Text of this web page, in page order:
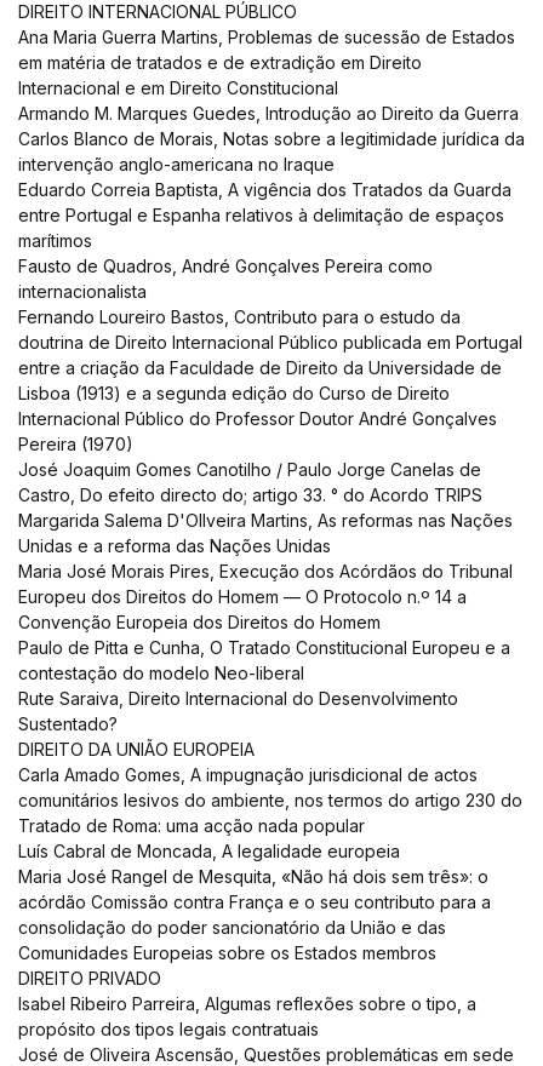
DIREITO INTERNACIONAL PÚBLICO
Ana Maria Guerra Martins, Problemas de sucessão de Estados
em matéria de tratados e de extradição em Direito
Internacional e em Direito Constitucional
Armando M. Marques Guedes, Introdução ao Direito da Guerra
Carlos Blanco de Morais, Notas sobre a legitimidade jurídica da
intervenção anglo-americana no Iraque
Eduardo Correia Baptista, A vigência dos Tratados da Guarda
entre Portugal e Espanha relativos à delimitação de espaços
marítimos
Fausto de Quadros, André Gonçalves Pereira como
internacionalista
Fernando Loureiro Bastos, Contributo para o estudo da
doutrina de Direito Internacional Público publicada em Portugal
entre a criação da Faculdade de Direito da Universidade de
Lisboa (1913) e a segunda edição do Curso de Direito
Internacional Público do Professor Doutor André Gonçalves
Pereira (1970)
José Joaquim Gomes Canotilho / Paulo Jorge Canelas de
Castro, Do efeito directo do; artigo 33. ° do Acordo TRIPS
Margarida Salema D'Ollveira Martins, As reformas nas Nações
Unidas e a reforma das Nações Unidas
Maria José Morais Pires, Execução dos Acórdãos do Tribunal
Europeu dos Direitos do Homem — O Protocolo n.º 14 a
Convenção Europeia dos Direitos do Homem
Paulo de Pitta e Cunha, O Tratado Constitucional Europeu e a
contestação do modelo Neo-liberal
Rute Saraiva, Direito Internacional do Desenvolvimento
Sustentado?
DIREITO DA UNIÃO EUROPEIA
Carla Amado Gomes, A impugnação jurisdicional de actos
comunitários lesivos do ambiente, nos termos do artigo 230 do
Tratado de Roma: uma acção nada popular
Luís Cabral de Moncada, A legalidade europeia
Maria José Rangel de Mesquita, «Não há dois sem três»: o
acórdão Comissão contra França e o seu contributo para a
consolidação do poder sancionatório da União e das
Comunidades Europeias sobre os Estados membros
DIREITO PRIVADO
Isabel Ribeiro Parreira, Algumas reflexões sobre o tipo, a
propósito dos tipos legais contratuais
José de Oliveira Ascensão, Questões problemáticas em sede